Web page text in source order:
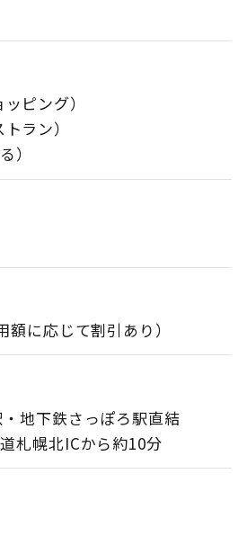
ピング）
ラン）
）
に応じて割引あり）
地下鉄さっぽろ駅直結
札幌北ICから約10分